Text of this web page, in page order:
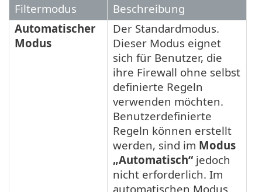
Filtermodus
Beschreibung
Automatischer
Modus
Der Standardmodus.
Dieser Modus eignet
sich für Benutzer, die
ihre Firewall ohne selbst
definierte Regeln
verwenden möchten.
Benutzerdefinierte
Regeln können erstellt
werden, sind im Modus
„Automatisch“ jedoch
nicht erforderlich. Im
automatischen Modus